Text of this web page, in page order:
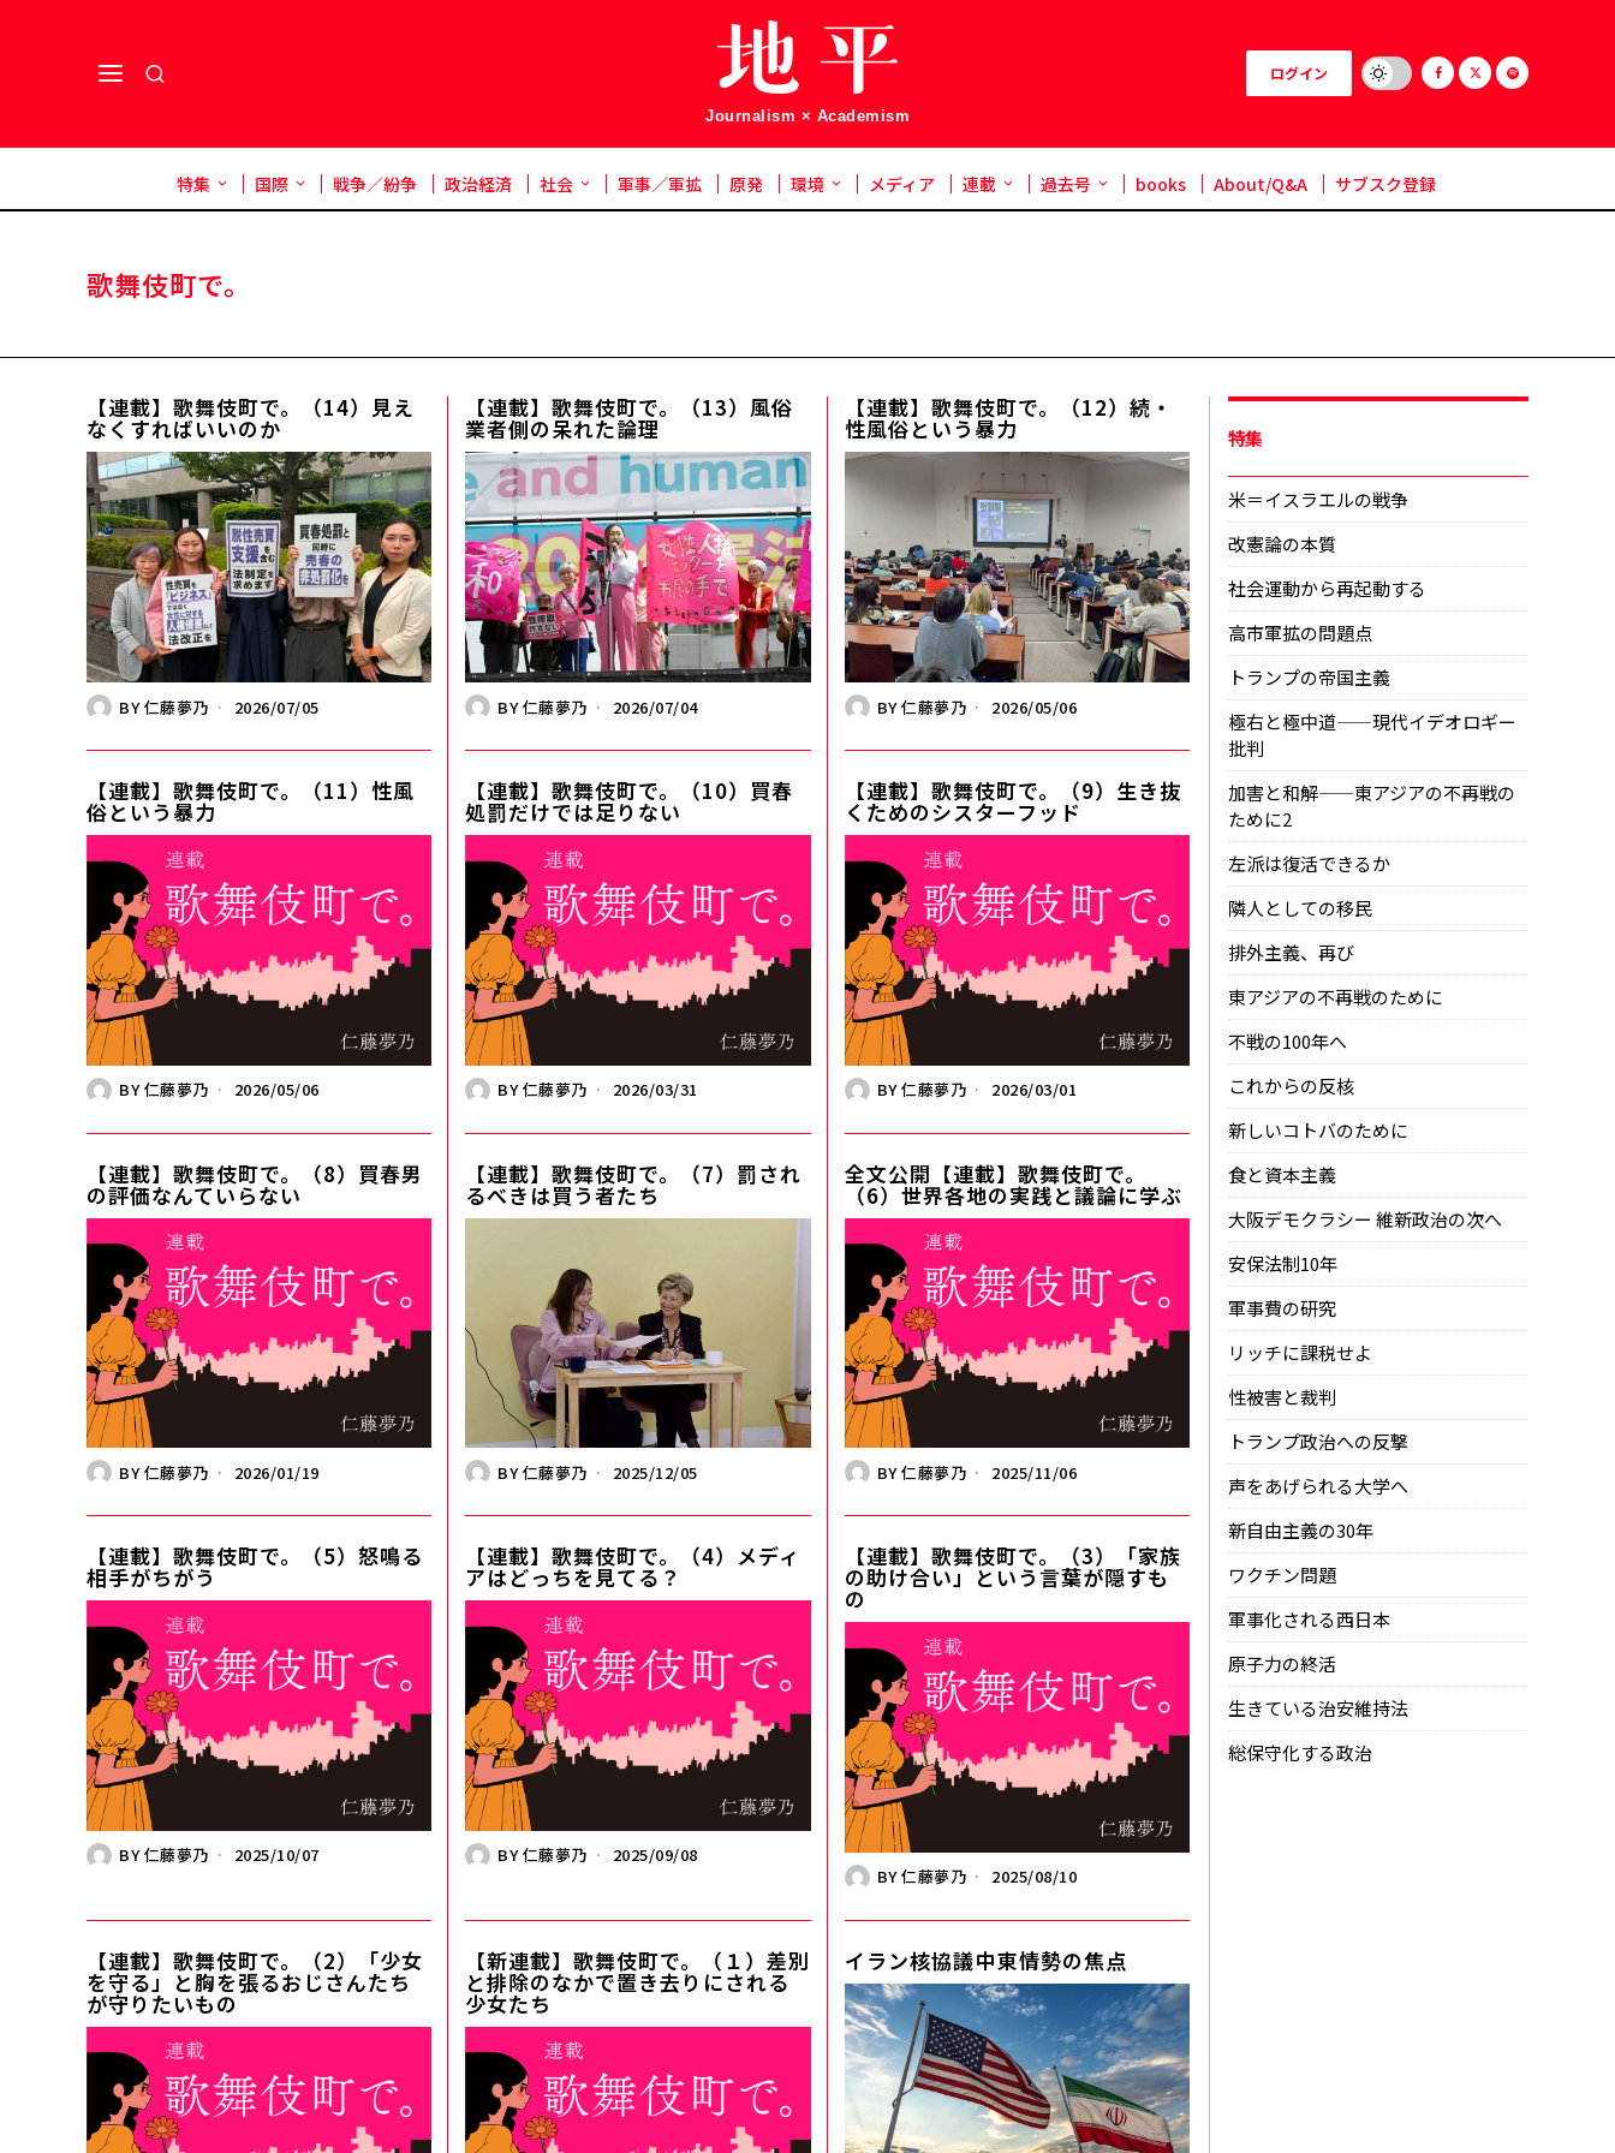
Journalism × Academism
ログイン
特集 国際 戦争／紛争 政治経済 社会 軍事／軍拡 原発 環境 メディア 連載 過去号 books About/Q&A サブスク登録
歌舞伎町で。
【連載】歌舞伎町で。（14）見え
なくすればいいのか
BY仁藤夢乃 2026/07/05
【連載】歌舞伎町で。（13）風俗
業者側の呆れた論理
BY仁藤夢乃 2026/07/04
【連載】歌舞伎町で。（12）続・
性風俗という暴力
BY仁藤夢乃 2026/05/06
【連載】歌舞伎町で。（11）性風
俗という暴力
BY仁藤夢乃 2026/05/06
【連載】歌舞伎町で。（10）買春
処罰だけでは足りない
BY仁藤夢乃 2026/03/31
【連載】歌舞伎町で。（9）生き抜
くためのシスターフッド
BY仁藤夢乃 2026/03/01
【連載】歌舞伎町で。（8）買春男
の評価なんていらない
BY仁藤夢乃 2026/01/19
【連載】歌舞伎町で。（7）罰され
るべきは買う者たち
BY仁藤夢乃 2025/12/05
全文公開【連載】歌舞伎町で。
（6）世界各地の実践と議論に学ぶ
BY仁藤夢乃 2025/11/06
【連載】歌舞伎町で。（5）怒鳴る
相手がちがう
BY仁藤夢乃 2025/10/07
【連載】歌舞伎町で。（4）メディ
アはどっちを見てる？
BY仁藤夢乃 2025/09/08
【連載】歌舞伎町で。（3）「家族
の助け合い」という言葉が隠すも
の
BY仁藤夢乃 2025/08/10
【連載】歌舞伎町で。（2）「少女
を守る」と胸を張るおじさんたち
が守りたいもの
【新連載】歌舞伎町で。（１）差別
と排除のなかで置き去りにされる
少女たち
イラン核協議――中東情勢の焦点
特集
米＝イスラエルの戦争
改憲論の本質
社会運動から再起動する
高市軍拡の問題点
トランプの帝国主義
極右と極中道——現代イデオロギー
批判
加害と和解——東アジアの不再戦の
ために2
左派は復活できるか
隣人としての移民
排外主義、再び
東アジアの不再戦のために
不戦の100年へ
これからの反核
新しいコトバのために
食と資本主義
大阪デモクラシー 維新政治の次へ
安保法制10年
軍事費の研究
リッチに課税せよ
性被害と裁判
トランプ政治への反撃
声をあげられる大学へ
新自由主義の30年
ワクチン問題
軍事化される西日本
原子力の終活
生きている治安維持法
総保守化する政治